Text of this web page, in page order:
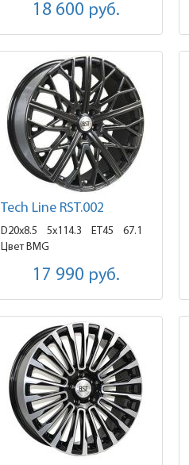
18 600 руб.
Tech Line RST.002
D20x8.5 5x114.3 ET45
67.1
Цвет BMG
17 990 руб.